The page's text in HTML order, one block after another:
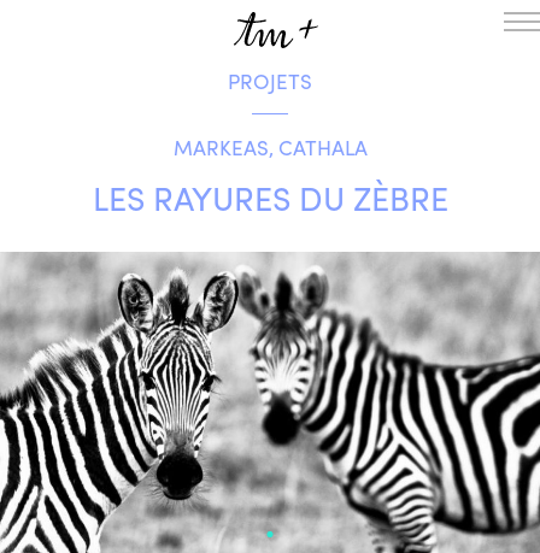
L’ENSEMBLE
SAISON
A LA UNE
MÉDIATION
ENGLISH
NEWSLETTER
CONTACTS
AGENDA
PROJETS
MARKEAS, CATHALA
LES RAYURES DU ZÈBRE